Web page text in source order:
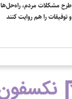
طرح مشکلات مردم، راه‌حل‌ها
و توفیقات را هم روایت کنند